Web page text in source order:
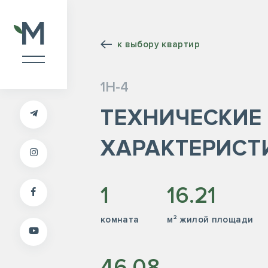
к выбору квартир
1Н-4
ТЕХНИЧЕСКИЕ
1
комната
16.21
м² жилой площади